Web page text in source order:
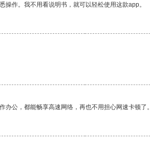
作。我不用看说明书，就可以轻松使用这款app。
公，都能畅享高速网络，再也不用担心网速卡顿了。